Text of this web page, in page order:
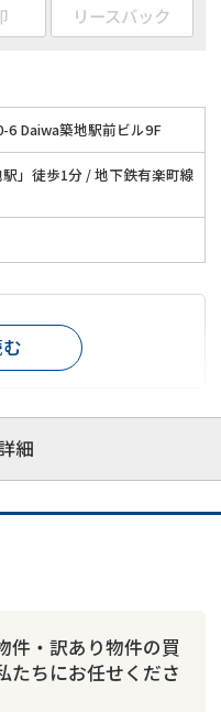
リースバック
6 Daiwa築地駅前ビル9F
」徒歩1分 / 地下鉄有楽町線
細
可能
レスポンスが早い
取可
件・訳あり物件の買
たちにお任せくださ